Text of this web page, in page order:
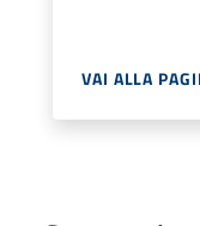
VAI ALLA